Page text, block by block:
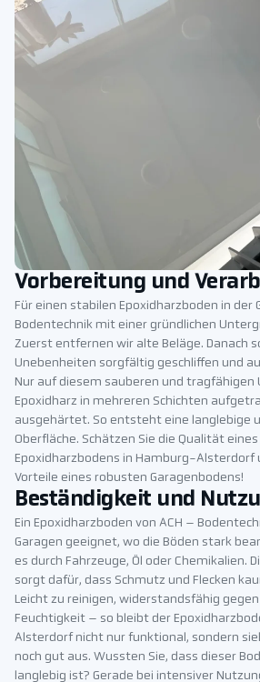
Vorbereitung und
Für einen stabilen Epoxidharzboden in der
Bodentechnik mit einer gründlichen
Zuerst entfernen wir alte Beläge. Danach
Unebenheiten sorgfältig geschliffen und
Nur auf diesem sauberen und tragfähigen
Epoxidharz in mehreren Schichten
ausgehärtet. So entsteht eine langlebige
Oberfläche. Schätzen Sie die Qualität
Epoxidharzbodens in Hamburg-Alsterdorf
Vorteile eines robusten Garagenbodens!
Beständigkeit und
Ein Epoxidharzboden von ACH –
Garagen geeignet, wo die Böden stark
es durch Fahrzeuge, Öl oder Chemikalien.
sorgt dafür, dass Schmutz und Flecken
Leicht zu reinigen, widerstandsfähig
Feuchtigkeit – so bleibt der
Alsterdorf nicht nur funktional, sondern
noch gut aus. Wussten Sie, dass dieser
langlebig ist? Gerade bei intensiver